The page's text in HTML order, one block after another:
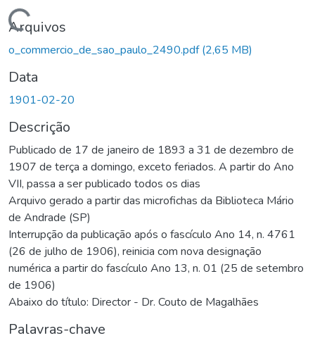
Carregando...
Arquivos
o_commercio_de_sao_paulo_2490.pdf(2,65 MB)
Data
1901-02-20
Descrição
Publicado de 17 de janeiro de 1893 a 31 de dezembro de
1907 de terça a domingo, exceto feriados. A partir do Ano
VII, passa a ser publicado todos os dias
Arquivo gerado a partir das microfichas da Biblioteca Mário
de Andrade (SP)
Interrupção da publicação após o fascículo Ano 14, n. 4761
(26 de julho de 1906), reinicia com nova designação
numérica a partir do fascículo Ano 13, n. 01 (25 de setembro
de 1906)
Abaixo do título: Director - Dr. Couto de Magalhães
Palavras-chave